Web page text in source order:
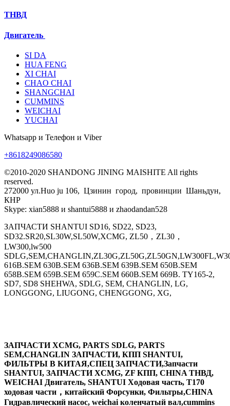
ТНВД
Двигатель
SI DA
HUA FENG
XI CHAI
CHAO CHAI
SHANGCHAI
CUMMINS
WEICHAI
YUCHAI
Whatsapp и Телефон и Viber
+8618249086580
©2010-2020 SHANDONG JINING MAISHITE All rights
reserved.
272000 ул.Huo ju 106, Цзинин город, провинции Шаньдун,
КНР
Skype: xian5888 и shantui5888 и zhaodandan528
ЗАПЧАСТИ SHANTUI SD16, SD22, SD23,
SD32.SR20,SL30W,SL50W,XCMG, ZL50，ZL30，
LW300,lw500
616B.SEM 630B.SEM 636B.SEM 639B.SEM 650B.SEM
658B.SEM 659B.SEM 659C.SEM 660B.SEM 669B. TY165-2,
SD7, SD8 SHEHWA, SDLG, SEM, CHANGLIN, LG,
LONGGONG, LIUGONG, CHENGGONG, XG,
ЗАПЧАСТИ XCMG, PARTS SDLG, PARTS
SEM,CHANGLIN ЗАПЧАСТИ, КПП SHANTUI,
ФИЛЬТРЫ В КИТАЯ,СПЕЦ ЗАПЧАСТИ,Запчасти
SHANTUI, ЗАПЧАСТИ XCMG, ZF КПП, CHINA ТНВД,
WEICHAI Двигатель, SHANTUI Ходовая часть, T170
ходовая части，китайский Форсунки, Фильтры,CHINA
Гидравлический насос, weichai коленчатый вал,cummins